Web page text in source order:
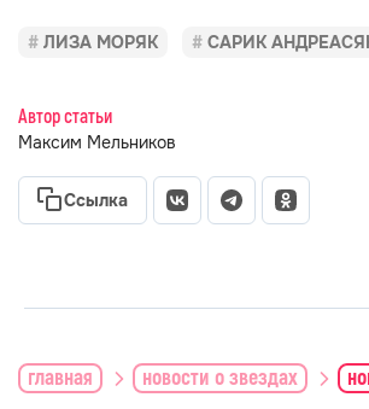
ЛИЗА МОРЯК САРИК
Автор статьи
Максим Мельников
Ссылка
главная новости о звездах